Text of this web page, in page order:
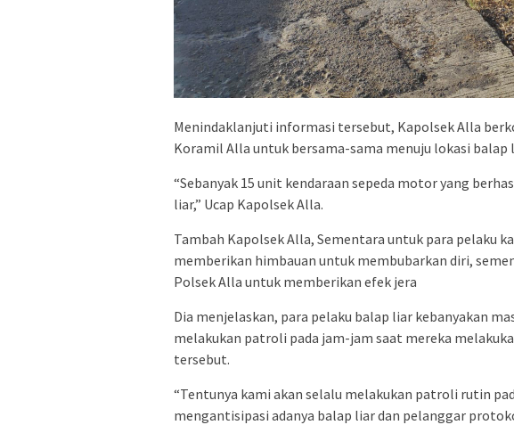
Menindaklanjuti informasi tersebut, Kapolsek Alla
Koramil Alla untuk bersama-sama menuju lokasi balap
“Sebanyak 15 unit kendaraan sepeda motor yang
liar,” Ucap Kapolsek Alla.
Tambah Kapolsek Alla, Sementara untuk para pelaku
memberikan himbauan untuk membubarkan diri,
Polsek Alla untuk memberikan efek jera
Dia menjelaskan, para pelaku balap liar kebanyakan
melakukan patroli pada jam-jam saat mereka
tersebut.
“Tentunya kami akan selalu melakukan patroli rutin
mengantisipasi adanya balap liar dan pelanggar